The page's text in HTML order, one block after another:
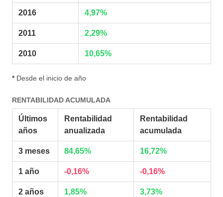
2016 4,97%
2011 2,29%
2010 10,65%
*Desde el inicio de año
RENTABILIDAD ACUMULADA
Últimos
años
Rentabilidad
anualizada
Rentabilidad
acumulada
3 meses 84,65% 16,72%
1 año -0,16% -0,16%
2 años 1,85% 3,73%